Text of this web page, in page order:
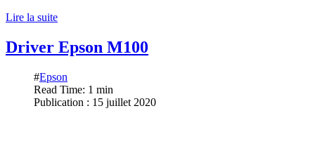
Lire la suite
Driver Epson M100
#Epson
Read Time: 1 min
Publication : 15 juillet 2020